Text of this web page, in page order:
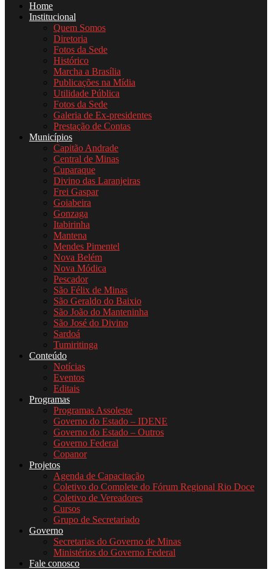
Home
Institucional
Quem Somos
Diretoria
Fotos da Sede
Histórico
Marcha a Brasília
Publicações na Mídia
Utilidade Pública
Fotos da Sede
Galeria de Ex-presidentes
Prestação de Contas
Municípios
Capitão Andrade
Central de Minas
Cuparaque
Divino das Laranjeiras
Frei Gaspar
Goiabeira
Gonzaga
Itabirinha
Mantena
Mendes Pimentel
Nova Belém
Nova Módica
Pescador
São Félix de Minas
São Geraldo do Baixio
São João do Manteninha
São José do Divino
Sardoá
Tumiritinga
Conteúdo
Notícias
Eventos
Editais
Programas
Programas Assoleste
Governo do Estado – IDENE
Governo do Estado – Outros
Governo Federal
Copanor
Projetos
Agenda de Capacitação
Coletivo do Complete do Fórum Regional Rio Doce
Coletivo de Vereadores
Cursos
Grupo de Secretariado
Governo
Secretarias do Governo de Minas
Ministérios do Governo Federal
Fale conosco